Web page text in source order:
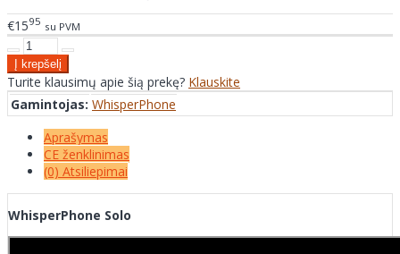
€1595 su PVM
Turite klausimų apie šią prekę? Klauskite
Gamintojas: WhisperPhone
Aprašymas
CE ženklinimas
(0) Atsiliepimai
WhisperPhone Solo